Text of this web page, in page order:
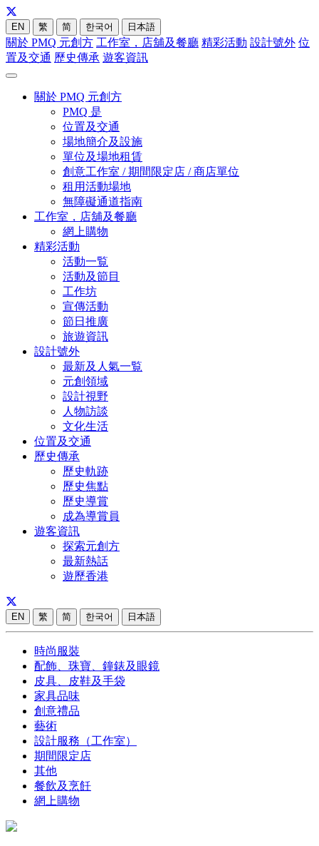
EN 繁 简 한국어 日本語
關於 PMQ 元創方 工作室，店舖及餐廳 精彩活動 設計號外 位
置及交通 歷史傳承 遊客資訊
關於 PMQ 元創方
PMQ 是
位置及交通
場地簡介及設施
單位及場地租賃
創意工作室 / 期間限定店 / 商店單位
租用活動場地
無障礙通道指南
工作室，店舖及餐廳
網上購物
精彩活動
活動一覧
活動及節目
工作坊
宣傳活動
節日推廣
旅遊資訊
設計號外
最新及人氣一覧
元創領域
設計視野
人物訪談
文化生活
位置及交通
歷史傳承
歷史軌跡
歷史焦點
歷史導賞
成為導賞員
遊客資訊
探索元創方
最新熱話
遊歷香港
EN 繁 简 한국어 日本語
時尚服裝
配飾、珠寶、鐘錶及眼鏡
皮具、皮鞋及手袋
家具品味
創意禮品
藝術
設計服務（工作室）
期間限定店
其他
餐飲及烹飪
網上購物